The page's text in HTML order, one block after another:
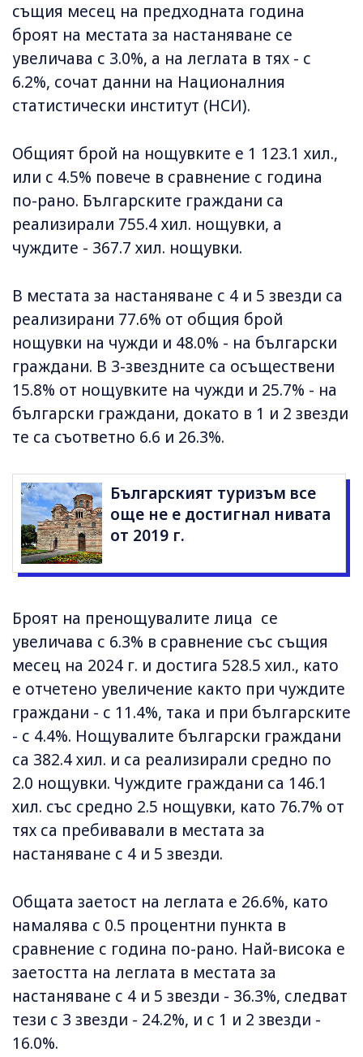
същия месец на предходната година
броят на местата за настаняване се
увеличава с 3.0%, а на леглата в тях - с
6.2%, сочат данни на Националния
статистически институт (НСИ).
Общият брой на нощувките е 1 123.1 хил.,
или с 4.5% повече в сравнение с година
по-рано. Българските граждани са
реализирали 755.4 хил. нощувки, а
чуждите - 367.7 хил. нощувки.
В местата за настаняване с 4 и 5 звезди са
реализирани 77.6% от общия брой
нощувки на чужди и 48.0% - на български
граждани. В 3-звездните са осъществени
15.8% от нощувките на чужди и 25.7% - на
български граждани, докато в 1 и 2 звезди
те са съответно 6.6 и 26.3%.
Българският туризъм все
още не е достигнал нивата
от 2019 г.
Броят на пренощувалите лица се
увеличава с 6.3% в сравнение със същия
месец на 2024 г. и достига 528.5 хил., като
е отчетено увеличение както при чуждите
граждани - с 11.4%, така и при българските
- с 4.4%. Нощувалите български граждани
са 382.4 хил. и са реализирали средно по
2.0 нощувки. Чуждите граждани са 146.1
хил. със средно 2.5 нощувки, като 76.7% от
тях са пребивавали в местата за
настаняване с 4 и 5 звезди.
Общата заетост на леглата е 26.6%, като
намалява с 0.5 процентни пункта в
сравнение с година по-рано. Най-висока е
заетостта на леглата в местата за
настаняване с 4 и 5 звезди - 36.3%, следват
тези с 3 звезди - 24.2%, и с 1 и 2 звезди -
16.0%.